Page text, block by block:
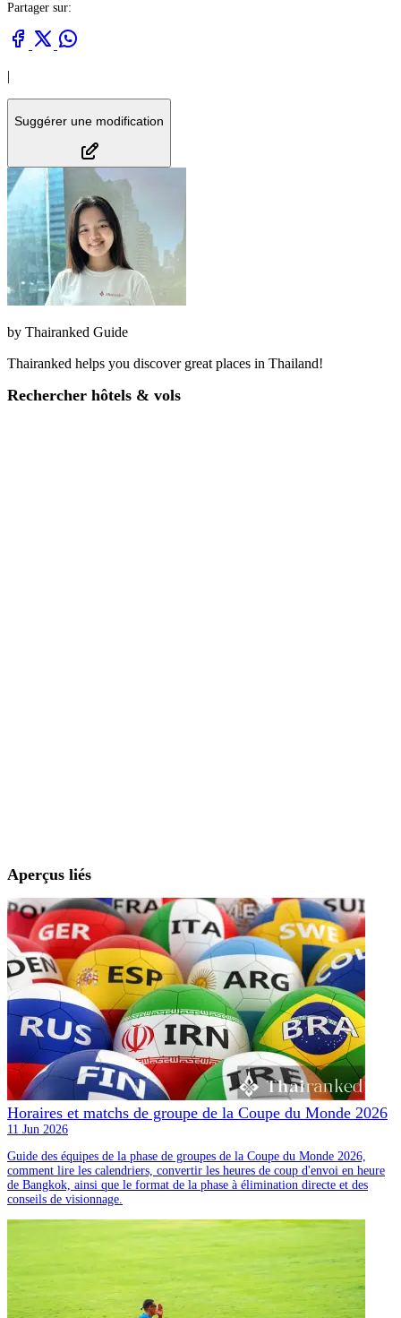
Partager sur:
|
Suggérer une modification
by Thairanked Guide
Thairanked helps you discover great places in Thailand!
Rechercher hôtels & vols
Aperçus liés
Horaires et matchs de groupe de la Coupe du Monde 2026
11 Jun 2026
Guide des équipes de la phase de groupes de la Coupe du Monde 2026,
comment lire les calendriers, convertir les heures de coup d'envoi en heure
de Bangkok, ainsi que le format de la phase à élimination directe et des
conseils de visionnage.